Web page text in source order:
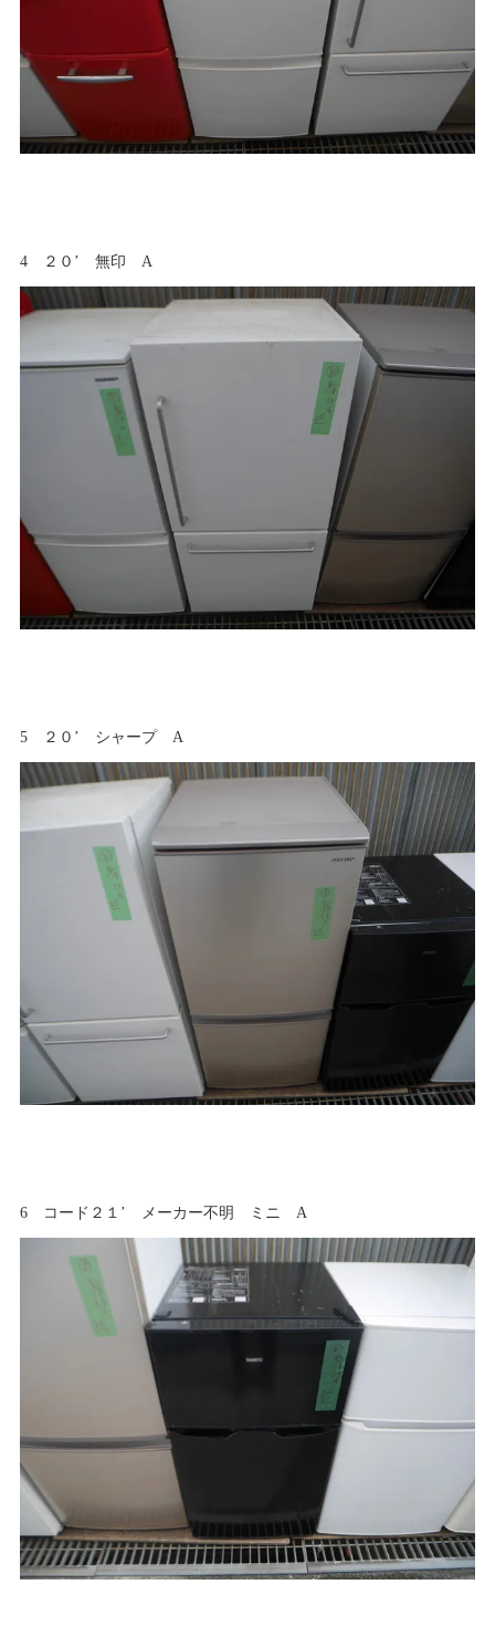
4 ２０’ 無印 A
5 ２０’ シャープ A
6 コード２１’ メーカー不明 ミニ A